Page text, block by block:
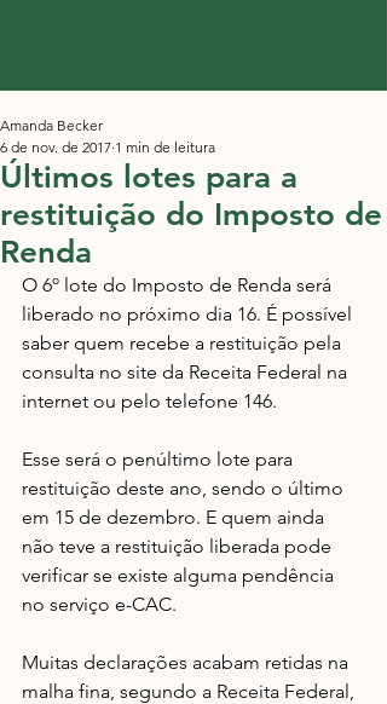
Últimos lotes para a
restituição do Imposto de
Renda
Amanda Becker
6 de nov. de 2017 1 min de leitura
O 6º lote do Imposto de Renda será
liberado no próximo dia 16. É possível
saber quem recebe a restituição pela
consulta no site da Receita Federal na
internet ou pelo telefone 146.
Esse será o penúltimo lote para
restituição deste ano, sendo o último
em 15 de dezembro. E quem ainda
não teve a restituição liberada pode
verificar se existe alguma pendência
no serviço e-CAC.
Muitas declarações acabam retidas na
malha fina, segundo a Receita Federal,